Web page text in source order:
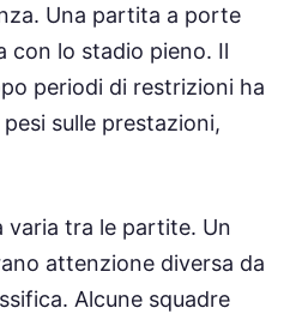
Una partita a porte
con lo stadio pieno. Il
periodi di restrizioni ha
sulle prestazioni,
varia tra le partite. Un
attenzione diversa da
Alcune squadre